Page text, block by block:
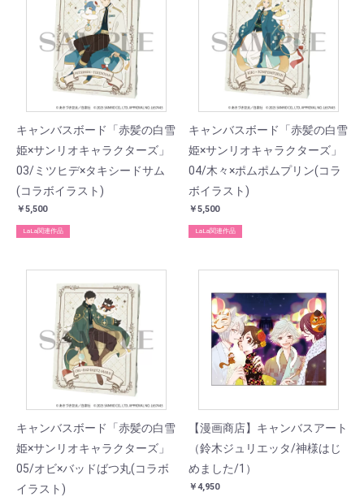
キャンバスボード「赤髪の白雪
姫×サンリオキャラクターズ」
03/ミツヒデ×タキシードサム
(コラボイラスト)
￥5,500
LaLa関連作品
キャンバスボード「赤髪の白雪
姫×サンリオキャラクターズ」
04/木々×ポムポムプリン(コラ
ボイラスト)
￥5,500
LaLa関連作品
キャンバスボード「赤髪の白雪
姫×サンリオキャラクターズ」
05/オビ×バッドばつ丸(コラボ
イラスト)
【漫画商店】キャンバスアート
（鈴木ジュリエッタ/神様はじ
めました/1）
￥4,950